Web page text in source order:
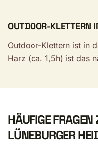
OUTDOOR-KLETTERN
Outdoor-Klettern ist in
Harz (ca. 1,5h) ist das
HÄUFIGE
LÜNEBURGER